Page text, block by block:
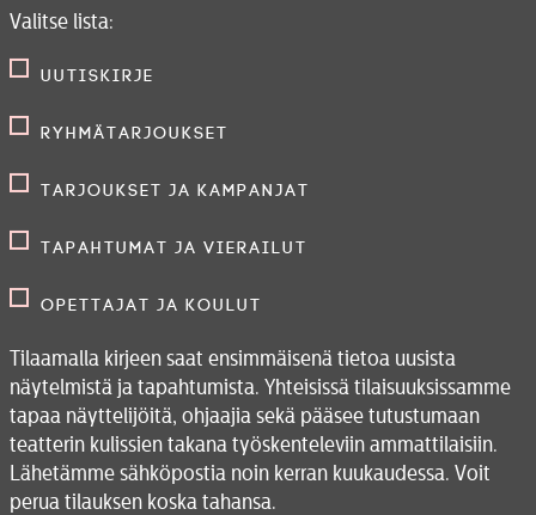
Valitse lista:
Uutiskirje
Ryhmätarjoukset
Tarjoukset ja kampanjat
Tapahtumat ja vierailut
Opettajat ja koulut
Tilaamalla kirjeen saat ensimmäisenä tietoa uusista
näytelmistä ja tapahtumista. Yhteisissä tilaisuuksissamme
tapaa näyttelijöitä, ohjaajia sekä pääsee tutustumaan
teatterin kulissien takana työskenteleviin ammattilaisiin.
Lähetämme sähköpostia noin kerran kuukaudessa. Voit
perua tilauksen koska tahansa.